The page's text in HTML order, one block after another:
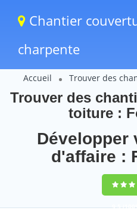
Chantier
charpente
Accueil Trouver des
Trouver des
toiture :
Développer
d'affaire :
9,5